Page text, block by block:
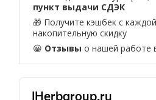
пункт выдачи СДЭК
🎁 Получите кэшбек с
накопительную скидку
😀 Отзывы о нашей работе